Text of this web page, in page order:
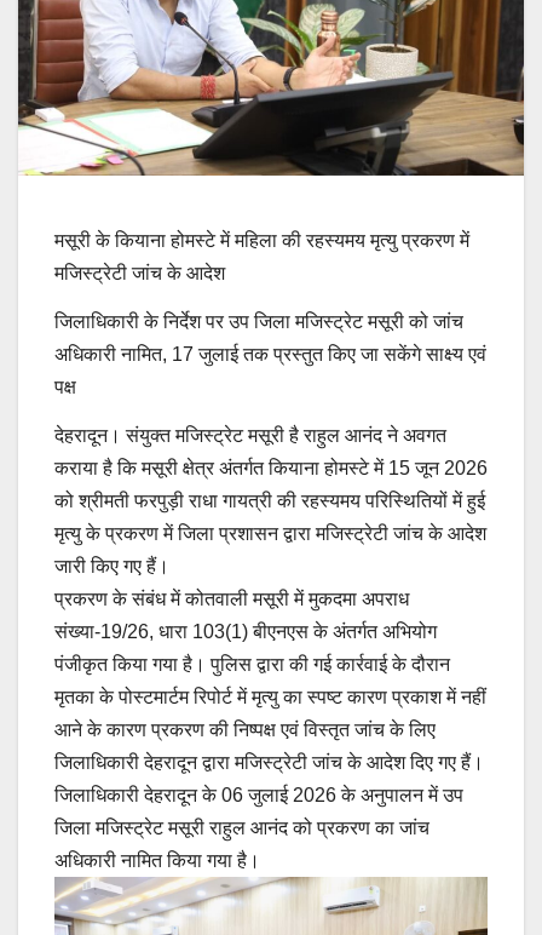
मसूरी के कियाना होमस्टे में महिला की रहस्यमय मृत्यु प्रकरण में
मजिस्ट्रेटी जांच के आदेश
जिलाधिकारी के निर्देश पर उप जिला मजिस्ट्रेट मसूरी को जांच
अधिकारी नामित, 17 जुलाई तक प्रस्तुत किए जा सकेंगे साक्ष्य एवं
पक्ष
देहरादून। संयुक्त मजिस्ट्रेट मसूरी है राहुल आनंद ने अवगत
कराया है कि मसूरी क्षेत्र अंतर्गत कियाना होमस्टे में 15 जून 2026
को श्रीमती फरपुड़ी राधा गायत्री की रहस्यमय परिस्थितियों में हुई
मृत्यु के प्रकरण में जिला प्रशासन द्वारा मजिस्ट्रेटी जांच के आदेश
जारी किए गए हैं।
प्रकरण के संबंध में कोतवाली मसूरी में मुकदमा अपराध
संख्या-19/26, धारा 103(1) बीएनएस के अंतर्गत अभियोग
पंजीकृत किया गया है। पुलिस द्वारा की गई कार्रवाई के दौरान
मृतका के पोस्टमार्टम रिपोर्ट में मृत्यु का स्पष्ट कारण प्रकाश में नहीं
आने के कारण प्रकरण की निष्पक्ष एवं विस्तृत जांच के लिए
जिलाधिकारी देहरादून द्वारा मजिस्ट्रेटी जांच के आदेश दिए गए हैं।
जिलाधिकारी देहरादून के 06 जुलाई 2026 के अनुपालन में उप
जिला मजिस्ट्रेट मसूरी राहुल आनंद को प्रकरण का जांच
अधिकारी नामित किया गया है।